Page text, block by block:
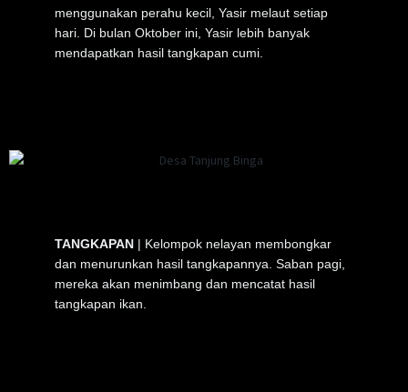
menggunakan perahu kecil, Yasir melaut setiap
hari. Di bulan Oktober ini, Yasir lebih banyak
mendapatkan hasil tangkapan cumi.
TANGKAPAN | Kelompok nelayan membongkar
dan menurunkan hasil tangkapannya. Saban pagi,
mereka akan menimbang dan mencatat hasil
tangkapan ikan.